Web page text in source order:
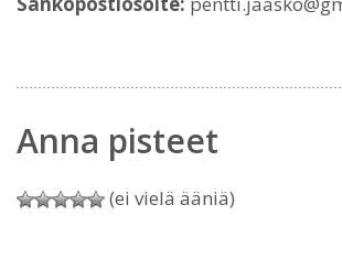
Anna pisteet
(ei vielä ääniä)